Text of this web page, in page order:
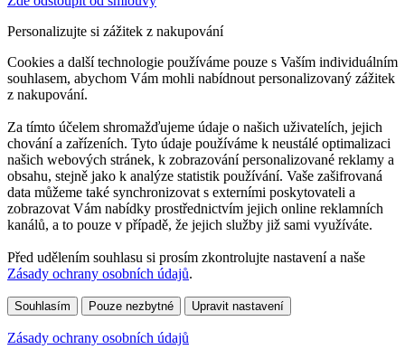
Personalizujte si zážitek z nakupování
Cookies a další technologie používáme pouze s Vaším individuálním
souhlasem, abychom Vám mohli nabídnout personalizovaný zážitek
z nakupování.
Za tímto účelem shromažďujeme údaje o našich uživatelích, jejich
chování a zařízeních. Tyto údaje používáme k neustálé optimalizaci
našich webových stránek, k zobrazování personalizované reklamy a
obsahu, stejně jako k analýze statistik používání. Vaše zašifrovaná
data můžeme také synchronizovat s externími poskytovateli a
zobrazovat Vám nabídky prostřednictvím jejich online reklamních
kanálů, a to pouze v případě, že jejich služby již sami využíváte.
Před udělením souhlasu si prosím zkontrolujte nastavení a naše
Zásady ochrany osobních údajů.
Souhlasím Pouze nezbytné Upravit nastavení
Zásady ochrany osobních údajů